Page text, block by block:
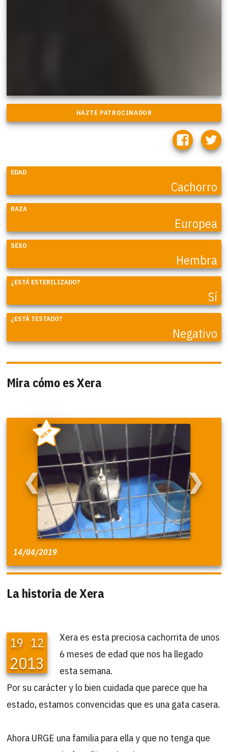
EDAD
Cachorro
RAZA
Europea
SEXO
Hembra
¿ESTÁ ESTERILIZADO?
Sí
¿ESTÁ TESTADO?
Negativo
Mira cómo es Xera
❮ ❯
NUEVA
14/04/2019
La historia de Xera
19 12
2013
Xera es esta preciosa cachorrita de unos
6 meses de edad que nos ha llegado
esta semana.
Por su carácter y lo bien cuidada que parece que ha
estado, estamos convencidas que es una gata casera.
Ahora URGE una familia para ella y que no tenga que